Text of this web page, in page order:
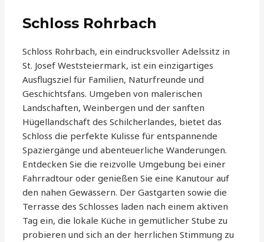
Schloss Rohrbach
Schloss Rohrbach, ein eindrucksvoller Adelssitz in
St. Josef Weststeiermark, ist ein einzigartiges
Ausflugsziel für Familien, Naturfreunde und
Geschichtsfans. Umgeben von malerischen
Landschaften, Weinbergen und der sanften
Hügellandschaft des Schilcherlandes, bietet das
Schloss die perfekte Kulisse für entspannende
Spaziergänge und abenteuerliche Wanderungen.
Entdecken Sie die reizvolle Umgebung bei einer
Fahrradtour oder genießen Sie eine Kanutour auf
den nahen Gewässern. Der Gastgarten sowie die
Terrasse des Schlosses laden nach einem aktiven
Tag ein, die lokale Küche in gemütlicher Stube zu
probieren und sich an der herrlichen Stimmung zu